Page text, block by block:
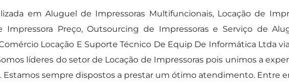
em Aluguel de Impressoras Multifuncionais, Locação de
Impressora Preço, Outsourcing de Impressoras e Serviço de
Locação E Suporte Técnico De Equip De Informática Ltda
líderes do setor de Locação de Impressoras pois unimos a
Estamos sempre dispostos a prestar um ótimo atendimento. Entre